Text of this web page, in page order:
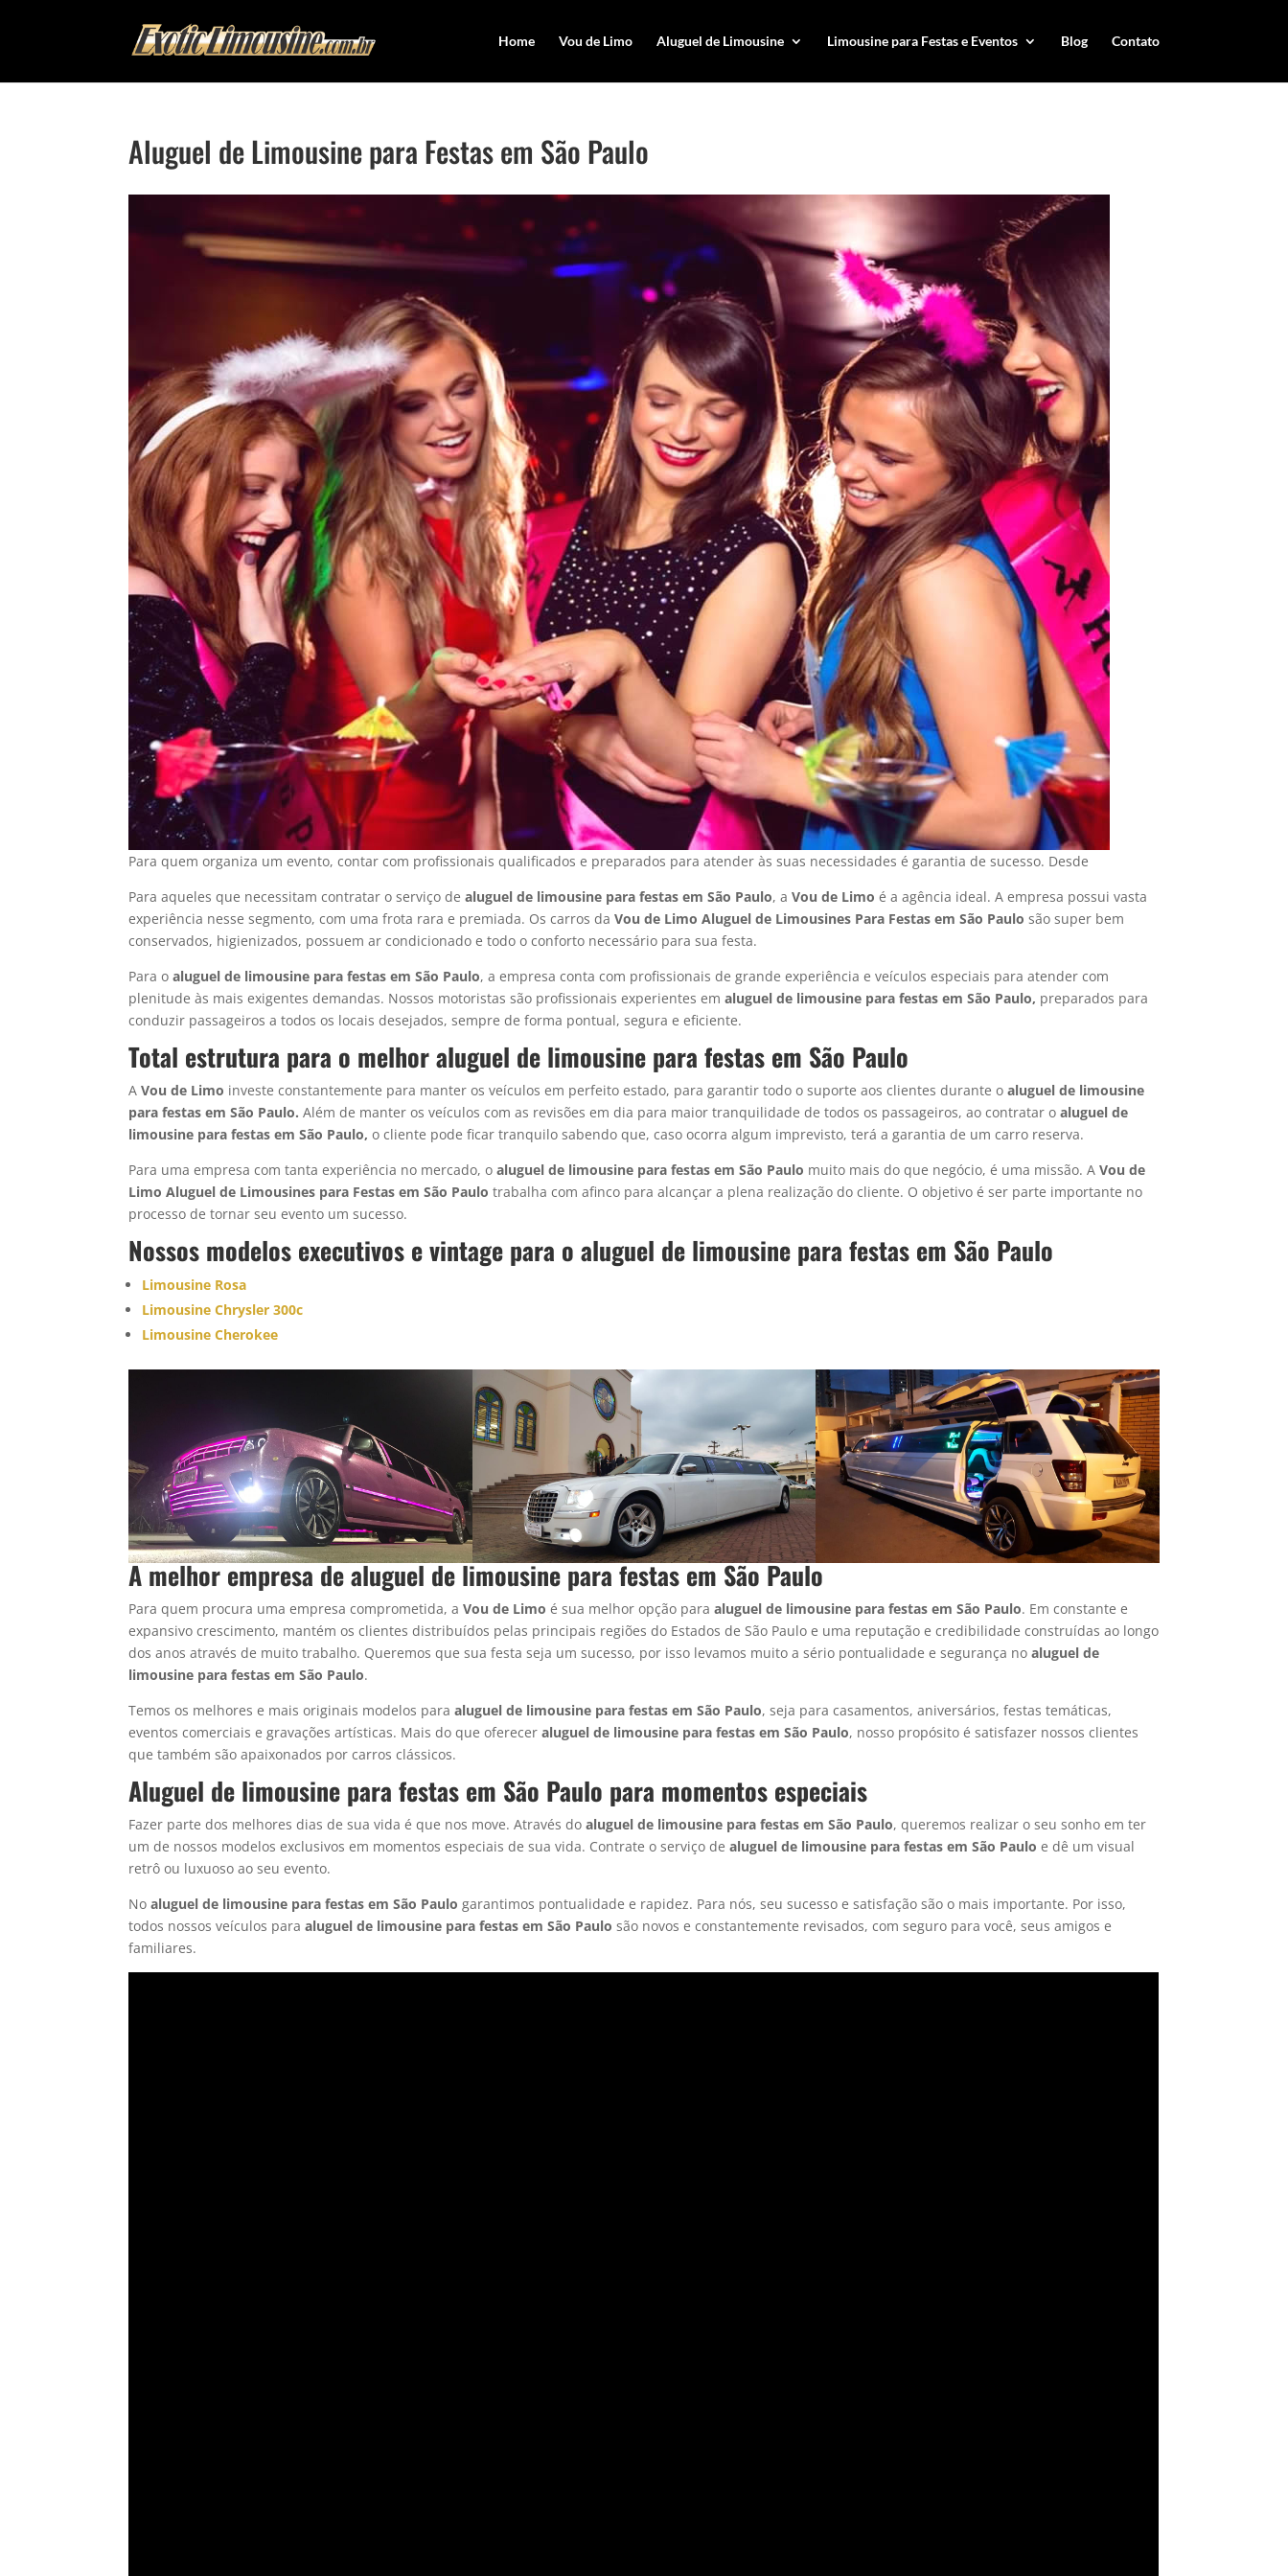
Home Vou de Limo Aluguel de Limousine Limousine para Festas e Eventos Blog Contato
Aluguel de Limousine para Festas em São Paulo
Para quem organiza um evento, contar com profissionais qualificados e preparados para atender às suas necessidades é garantia de sucesso. Desde
Para aqueles que necessitam contratar o serviço dealuguel de limousine para festas em São Paulo, aVou de Limo é a agência ideal. A empresa possui vasta
experiência nesse segmento, com uma frota rara e premiada. Os carros daVou de Limo Aluguel de Limousines Para Festas em São Paulo são super bem
conservados, higienizados, possuem ar condicionado e todo o conforto necessário para sua festa.
Para oaluguel de limousine para festas em São Paulo, a empresa conta com profissionais de grande experiência e veículos especiais para atender com
plenitude às mais exigentes demandas. Nossos motoristas são profissionais experientes emaluguel de limousine para festas em São Paulo, preparados para
conduzir passageiros a todos os locais desejados, sempre de forma pontual, segura e eficiente.
Total estrutura para o melhor aluguel de limousine para festas em São Paulo
AVou de Limo investe constantemente para manter os veículos em perfeito estado, para garantir todo o suporte aos clientes durante oaluguel de limousine
para festas em São Paulo.Além de manter os veículos com as revisões em dia para maior tranquilidade de todos os passageiros, ao contratar oaluguel de
limousine para festas em São Paulo,o cliente pode ficar tranquilo sabendo que, caso ocorra algum imprevisto, terá a garantia de um carro reserva.
Para uma empresa com tanta experiência no mercado, oaluguel de limousine para festas em São Paulo muito mais do que negócio, é uma missão. AVou de
Limo Aluguel de Limousines para Festas em São Paulotrabalha com afinco para alcançar a plena realização do cliente. O objetivo é ser parte importante no
processo de tornar seu evento um sucesso.
Nossos modelos executivos e vintage para oaluguel de limousine para festas em São Paulo
Limousine Rosa
Limousine Chrysler 300c
Limousine Cherokee
A melhor empresa de aluguel de limousine para festas em São Paulo
Para quem procura uma empresa comprometida, aVou de Limo é sua melhor opção paraaluguel de limousine para festas em São Paulo. Em constante e
expansivo crescimento, mantém os clientes distribuídos pelas principais regiões do Estados de São Paulo e uma reputação e credibilidade construídas ao longo
dos anos através de muito trabalho. Queremos que sua festa seja um sucesso, por isso levamos muito a sério pontualidade e segurança noaluguel de
limousine para festas em São Paulo.
Temos os melhores e mais originais modelos paraaluguel de limousine para festas em São Paulo, seja para casamentos, aniversários, festas temáticas,
eventos comerciais e gravações artísticas. Mais do que ofereceraluguel de limousine para festas em São Paulo, nosso propósito é satisfazer nossos clientes
que também são apaixonados por carros clássicos.
Aluguel de limousine para festas em São Paulo para momentos especiais
Fazer parte dos melhores dias de sua vida é que nos move. Através doaluguel de limousine para festas em São Paulo, queremos realizar o seu sonho em ter
um de nossos modelos exclusivos em momentos especiais de sua vida. Contrate o serviço dealuguel de limousine para festas em São Pauloe dê um visual
retrô ou luxuoso ao seu evento.
Noaluguel de limousine para festas em São Paulogarantimos pontualidade e rapidez. Para nós, seu sucesso e satisfação são o mais importante. Por isso,
todos nossos veículos paraaluguel de limousine para festas em São Paulosão novos e constantemente revisados, com seguro para você, seus amigos e
familiares.